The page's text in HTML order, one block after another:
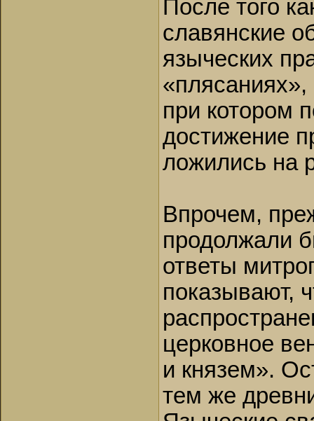
После того
славянские
языческих
при котором
достижение
ложились на
Впрочем,
продолжали
ответы
показывают,
церковное
и князем».
тем же